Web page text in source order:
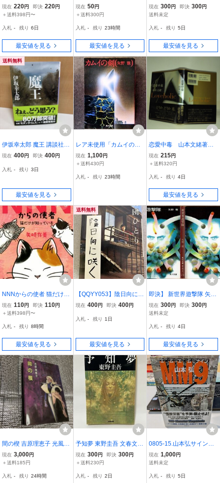
説 TO文庫/山口敏太郎
【著】
現在 220円 即決 220円
＋送料398円〜
入札 - 残り 6日
最安値を見る
文庫） 曽野綾子／著/本◆
B0625-13
現在 50円
＋送料300円
入札 - 残り 23時間
最安値を見る
吉津實 ソノラマ文庫/小説
現在 300円 即決 300円
送料未定
入札 - 残り 5日
最安値を見る
送料無料
伊坂幸太郎 魔王 講談社文
庫 80万部突破!
現在 400円 即決 400円
入札 - 残り 3日
最安値を見る
レア未使用「カムイの
剣」ファンタジーロマン.
角川文庫.著者:矢野徹.※
8).角川書店:1975年7月発
現在 1,100円
＋送料430円
入札 - 残り 23時間
恋愛中毒 山本文緒著
角川書店刊 初版元帯
第20回吉川英治文学新人
～プラナリアで受賞
現在 215円
＋送料320円
入札 - 残り 4日
最安値を見る
NNNからの使者 猫だけが
知っている ハルキ文庫/矢
崎存美(著者)
現在 110円 即決 110円
＋送料398円〜
入札 - 残り 8時間
最安値を見る
送料無料
【QQYY053】陰日向に咲
く 劇団ひとり 幻冬舎文庫
現在 400円 即決 400円
入札 - 残り 1日
最安値を見る
即決】 新世界遊撃隊 矢野
徹 角川文庫/小説
現在 300円 即決 300円
送料未定
入札 - 残り 4日
最安値を見る
間の楔 吉原理恵子 光風社
出版 ハードカバー
現在 3,000円
＋送料185円
入札 - 残り 24時間
予知夢 東野圭吾 文春文庫
ガリレオシリーズ第二弾
短編ミステリー 小説 ドラ
現在 300円 即決 300円
＋送料230円
入札 - 残り 2日
0805-15.山本弘サイン本/
署名入/MM9 エムエムナ
イン 東京創元社/SF/ファ
コレクター/古本
現在 1,000円
送料未定
入札 - 残り 5日